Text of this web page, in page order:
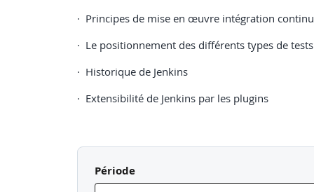
· Principes de mise en œuvre intégration
· Le positionnement des différents types de tests
· Historique de Jenkins
· Extensibilité de Jenkins par les plugins
Installation et configuration
· Obtenir et installer Jenkins
Période